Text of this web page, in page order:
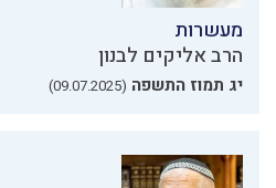
מעשרות
הרב אליקים לבנון
יג תמוז התשפה (09.07.2025)